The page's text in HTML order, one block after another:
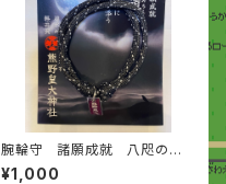
腕輪守 諸願成就 八咫の道
標
¥1,000